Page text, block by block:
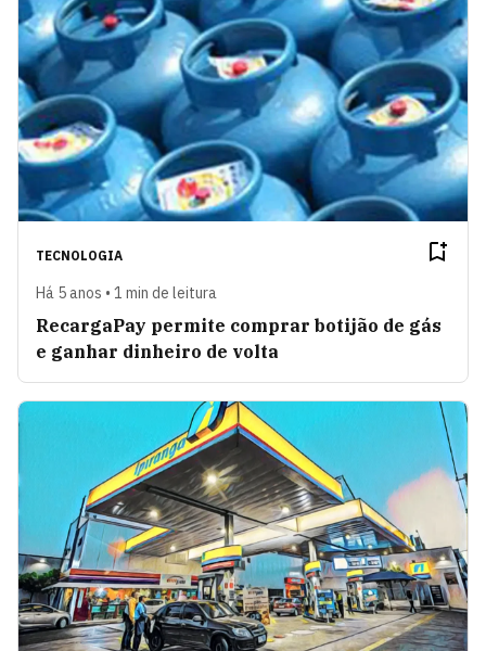
TECNOLOGIA
Há 5 anos • 1 min de leitura
RecargaPay permite comprar botijão de gás
e ganhar dinheiro de volta